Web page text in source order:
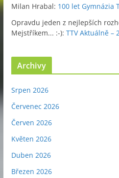
Milan Hrabal: 100 let Gymnázia
Opravdu jeden z nejlepších
Mejstříkem... :-): TTV Aktuálně –
Archivy
Srpen 2026
Červenec 2026
Červen 2026
Květen 2026
Duben 2026
Březen 2026